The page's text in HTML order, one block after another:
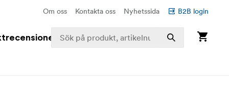
Om oss Kontakta oss Nyhetssida B2B login